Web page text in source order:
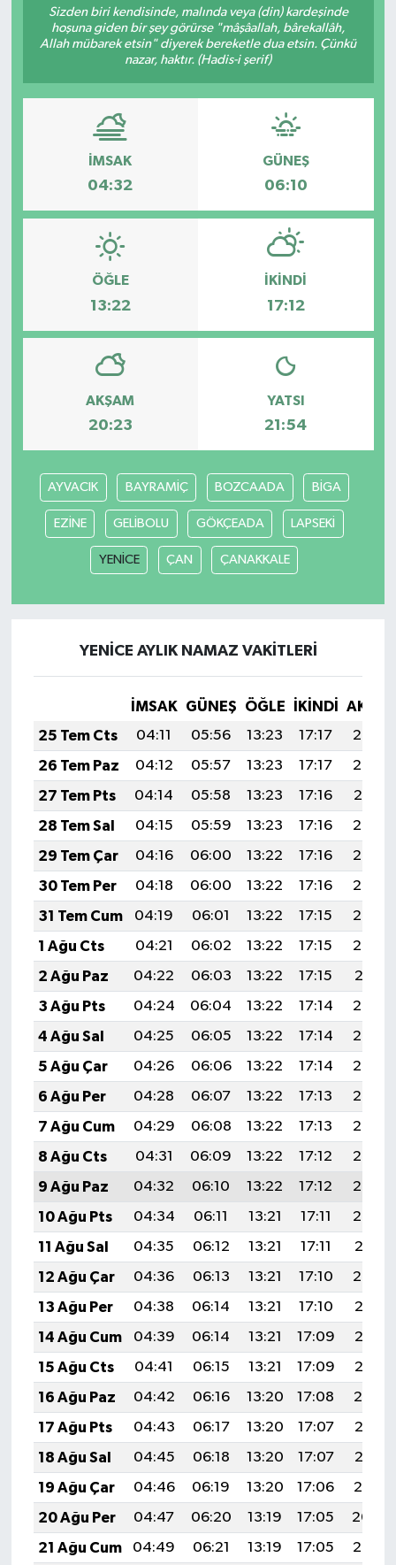
Sizden biri kendisinde, malında veya (din) kardeşinde
hoşuna giden bir şey görürse "mâşâallah, bârekallâh,
Allah mübarek etsin" diyerek bereketle dua etsin. Çünkü
nazar, haktır. (Hadis-i şerif)
İMSAK
04:32
GÜNEŞ
06:10
ÖĞLE
13:22
İKINDI
17:12
AKŞAM
20:23
YATSI
21:54
AYVACIK BAYRAMİÇ BOZCAADA BİGA
EZİNE GELİBOLU GÖKÇEADA LAPSEKİ
YENİCE ÇAN ÇANAKKALE
YENİCE AYLIK NAMAZ VAKITLERI
İMSAK GÜNEŞ ÖĞLE İKINDI
25 Tem Cts
04:11 05:56 13:23 17:17
20:39
26 Tem Paz
04:12 05:57 13:23 17:17
20:38
27 Tem Pts
04:14 05:58 13:23 17:16
20:37
28 Tem Sal
04:15 05:59 13:23 17:16
20:36
29 Tem Çar
04:16 06:00 13:22 17:16
20:36
30 Tem Per
04:18 06:00 13:22 17:16
20:35
31 Tem Cum
04:19 06:01 13:22 17:15
20:34
1 Ağu Cts
04:21 06:02 13:22 17:15
20:33
2 Ağu Paz
04:22 06:03 13:22 17:15
20:31
3 Ağu Pts
04:24 06:04 13:22 17:14
20:30
4 Ağu Sal
04:25 06:05 13:22 17:14
20:29
5 Ağu Çar
04:26 06:06 13:22 17:14
20:28
6 Ağu Per
04:28 06:07 13:22 17:13
20:27
7 Ağu Cum
04:29 06:08 13:22 17:13
20:26
8 Ağu Cts
04:31 06:09 13:22 17:12
20:25
9 Ağu Paz
04:32 06:10 13:22 17:12
20:23
10 Ağu Pts
04:34 06:11 13:21 17:11
20:22
11 Ağu Sal
04:35 06:12 13:21 17:11
20:21
12 Ağu Çar
04:36 06:13 13:21 17:10
20:20
13 Ağu Per
04:38 06:14 13:21 17:10
20:18
14 Ağu Cum
04:39 06:14 13:21 17:09
20:17
15 Ağu Cts
04:41 06:15 13:21 17:09
20:16
16 Ağu Paz
04:42 06:16 13:20 17:08
20:14
17 Ağu Pts
04:43 06:17 13:20 17:07
20:13
18 Ağu Sal
04:45 06:18 13:20 17:07
20:12
19 Ağu Çar
04:46 06:19 13:20 17:06
20:10
20 Ağu Per
04:47 06:20 13:19 17:05
20:09
21 Ağu Cum
04:49 06:21 13:19 17:05
20:07